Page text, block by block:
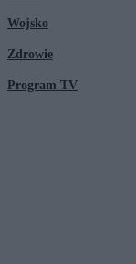
Wojsko
Zdrowie
Program TV